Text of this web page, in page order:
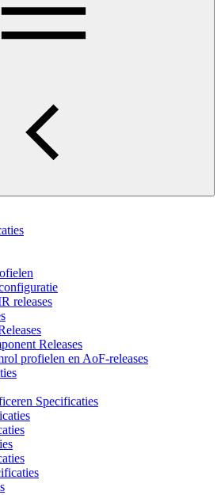
releases
Releases
profielen en AoF-releases
Specificaties